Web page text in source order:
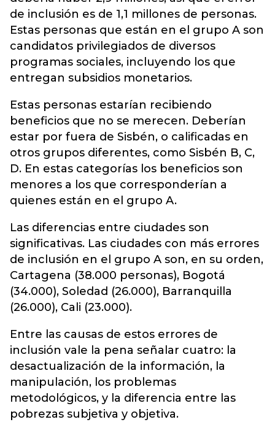
de inclusión es de 1,1 millones de personas.
Estas personas que están en el grupo A son
candidatos privilegiados de diversos
programas sociales, incluyendo los que
entregan subsidios monetarios.
Estas personas estarían recibiendo
beneficios que no se merecen. Deberían
estar por fuera de Sisbén, o calificadas en
otros grupos diferentes, como Sisbén B, C,
D. En estas categorías los beneficios son
menores a los que corresponderían a
quienes están en el grupo A.
Las diferencias entre ciudades son
significativas. Las ciudades con más errores
de inclusión en el grupo A son, en su orden,
Cartagena (38.000 personas), Bogotá
(34.000), Soledad (26.000), Barranquilla
(26.000), Cali (23.000).
Entre las causas de estos errores de
inclusión vale la pena señalar cuatro: la
desactualización de la información, la
manipulación, los problemas
metodológicos, y la diferencia entre las
pobrezas subjetiva y objetiva.